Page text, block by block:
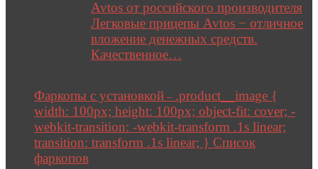
Avtos от российского производителя
Легковые прицепы Avtos − отличное
вложение денежных средств.
Качественное…
Фаркопы с установкой – .product__image {
width: 100px; height: 100px; object-fit: cover; -
webkit-transition: -webkit-transform .1s linear;
transition: transform .1s linear; } Список
фаркопов